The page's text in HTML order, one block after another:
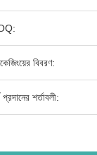
বিবরণ:
প্রদানের শর্তাবলী: